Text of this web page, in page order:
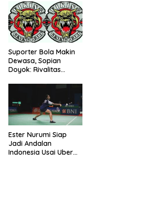
Suporter Bola Makin
Dewasa, Sopian
Doyok: Rivalitas
Ester Nurumi Siap
Jadi Andalan
Indonesia Usai Uber